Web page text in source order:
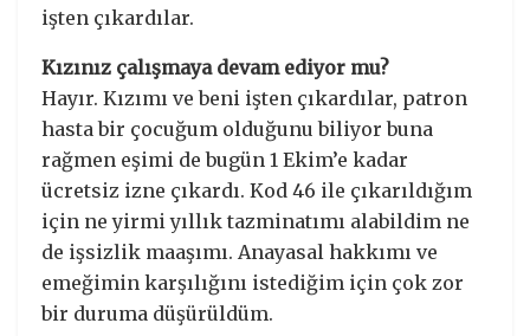
işten çıkardılar.
Kızınız çalışmaya devam ediyor mu?
Hayır. Kızımı ve beni işten çıkardılar, patron
hasta bir çocuğum olduğunu biliyor buna
rağmen eşimi de bugün 1 Ekim’e kadar
ücretsiz izne çıkardı. Kod 46 ile çıkarıldığım
için ne yirmi yıllık tazminatımı alabildim ne
de işsizlik maaşımı. Anayasal hakkımı ve
emeğimin karşılığını istediğim için çok zor
bir duruma düşürüldüm.